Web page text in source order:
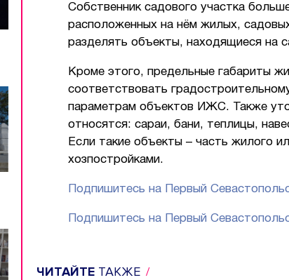
Собственник садового участка
расположенных на нём жилых,
разделять объекты, находящиеся на
Кроме этого, предельные габариты
соответствовать
параметрам объектов ИЖС. Также
относятся: сараи, бани, теплицы,
Если такие объекты – часть жилого
хозпостройками.
Подпишитесь на Первый
Подпишитесь на Первый
ЧИТАЙТЕ ТАКЖЕ